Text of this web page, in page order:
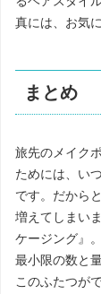
真には、お気
まとめ
旅先のメイク
ためには、い
です。だから
増えてしまい
ケージング』
最小限の数と
このふたつが